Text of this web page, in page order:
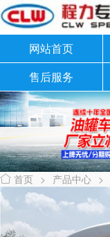
网站首页
售后服务
 首页 > 产品中心 >